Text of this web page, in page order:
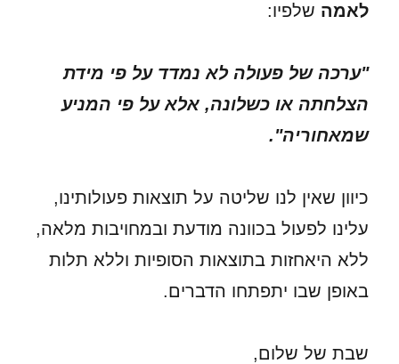
לאמה שלפיו:
"ערכה של פעולה לא נמדד על פי מידת
הצלחתה או כשלונה, אלא על פי המניע
שמאחוריה".
כיוון שאין לנו שליטה על תוצאות פעולותינו,
עלינו לפעול בכוונה מודעת ובמחויבות מלאה,
ללא היאחזות בתוצאות הסופיות וללא תלות
באופן שבו יתפתחו הדברים.
שבת של שלום,